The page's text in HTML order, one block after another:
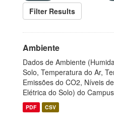
Filter Results
Ambiente
Dados de Ambiente
Solo, Temperatura do Ar,
Emissões do CO2, Níveis
Elétrica do Solo) do
PDF CSV